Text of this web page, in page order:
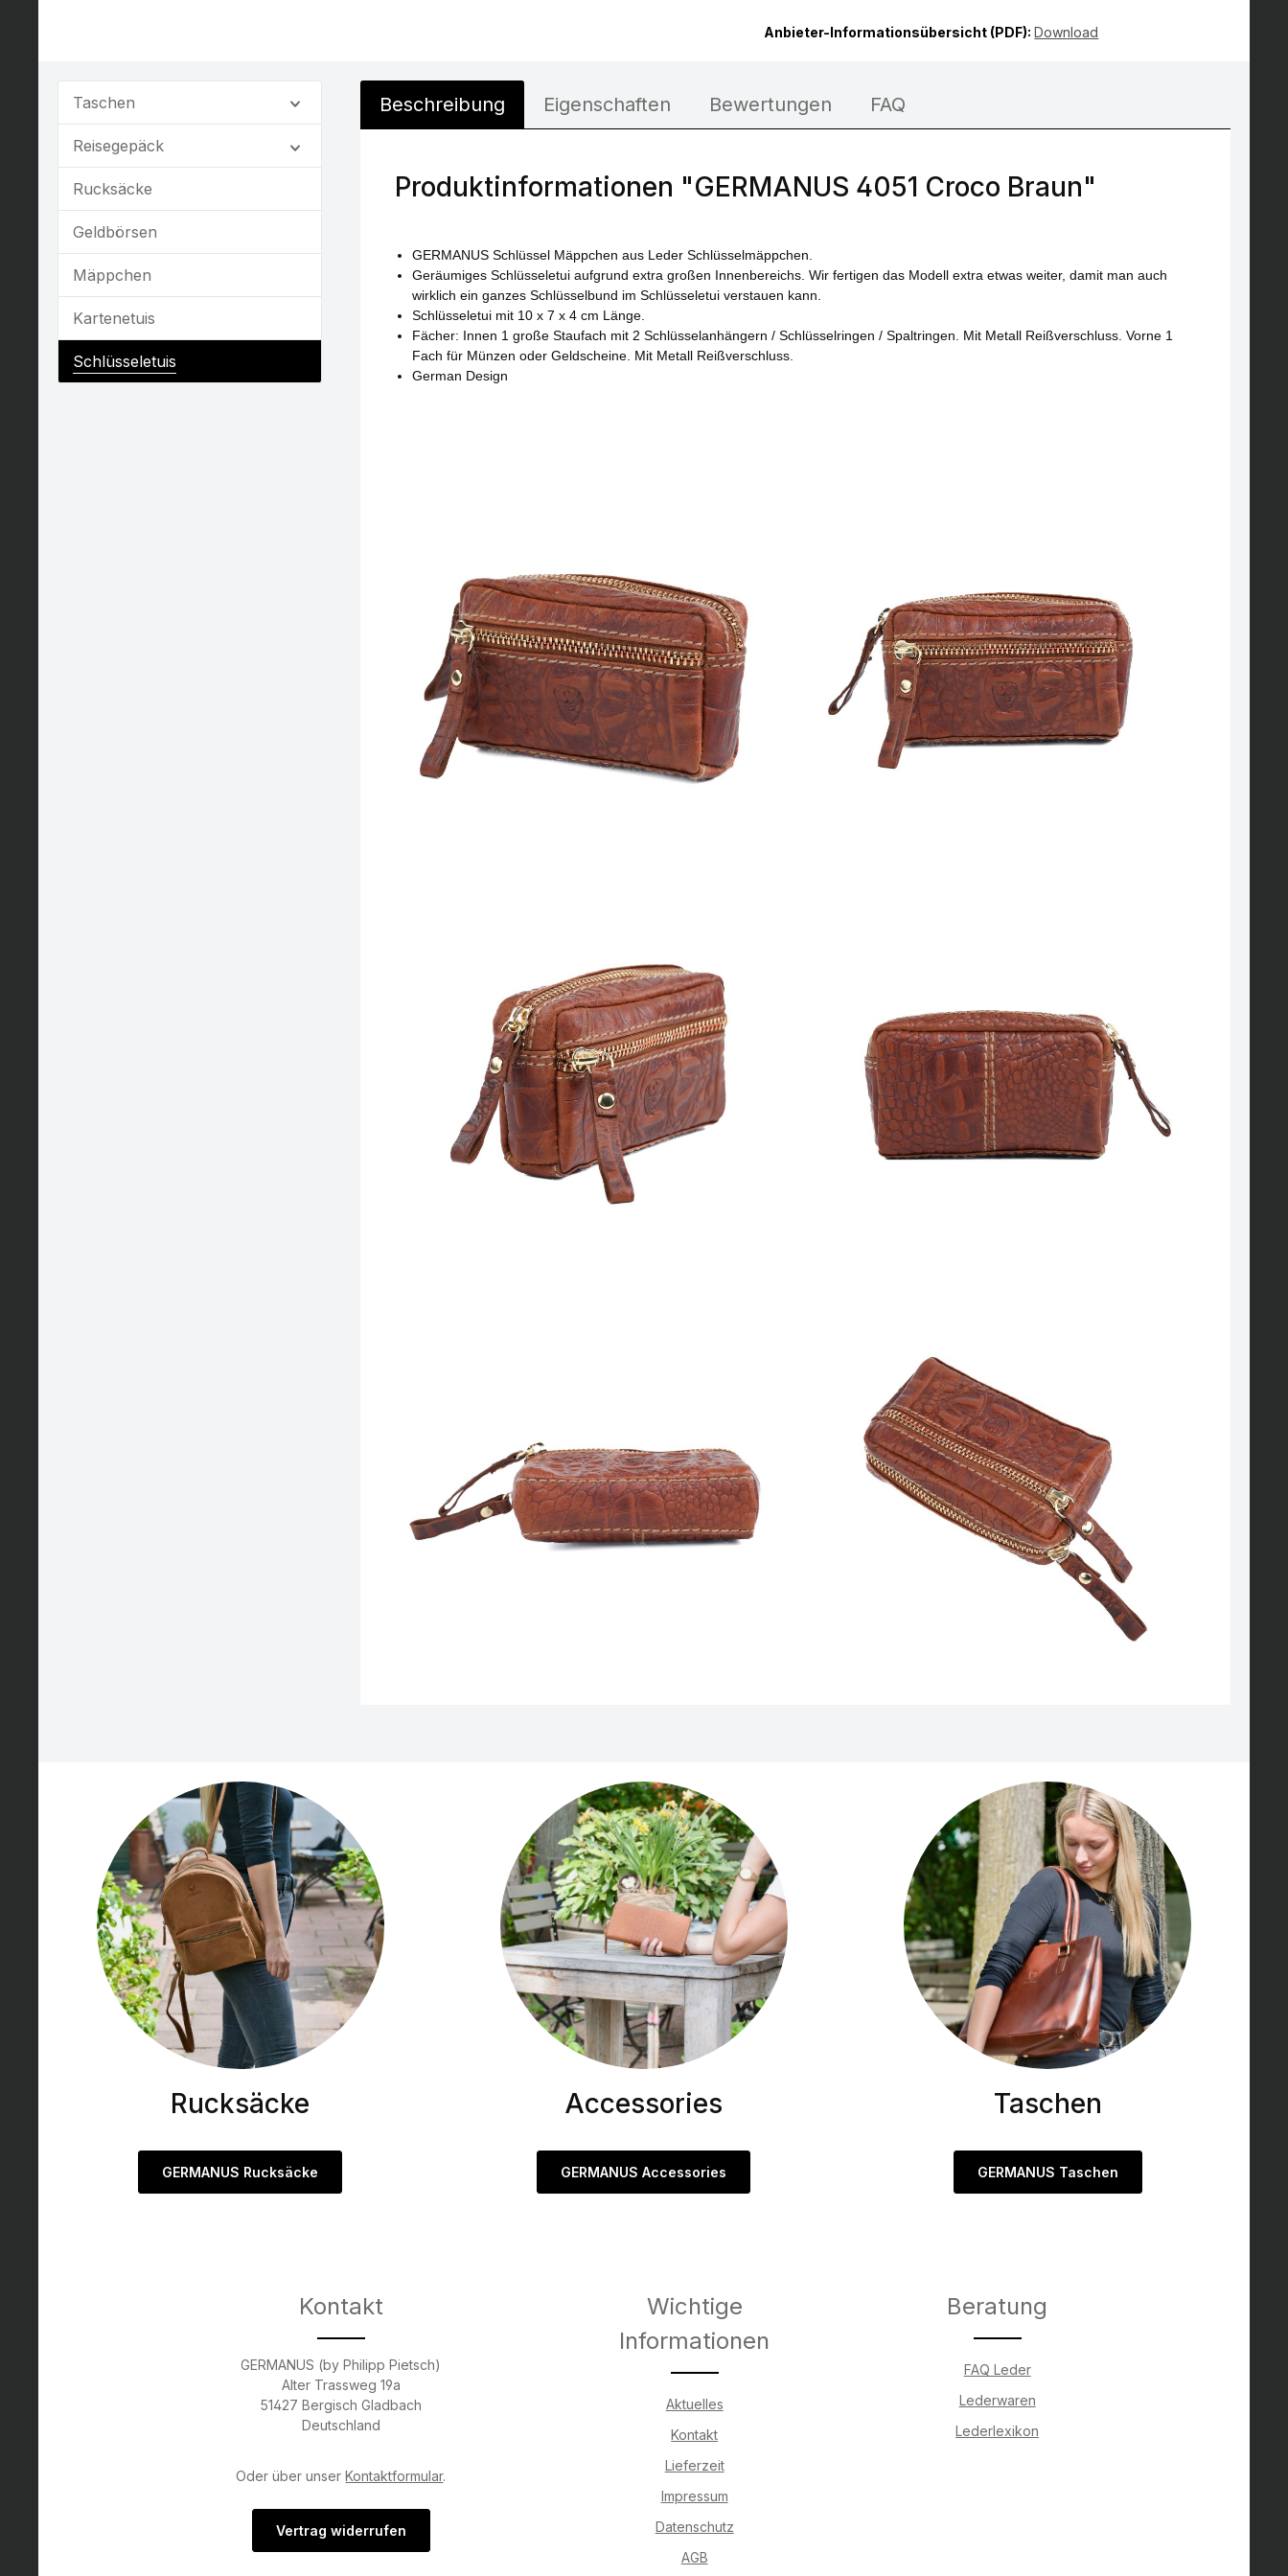
Anbieter-Informationsübersicht (PDF):Download
Taschen
Reisegepäck
Rucksäcke
Geldbörsen
Mäppchen
Kartenetuis
Schlüsseletuis
Beschreibung Eigenschaften Bewertungen FAQ
Produktinformationen "GERMANUS 4051 Croco Braun"
GERMANUS Schlüssel Mäppchen aus Leder Schlüsselmäppchen.
Geräumiges Schlüsseletui aufgrund extra großen Innenbereichs. Wir fertigen das Modell extra etwas weiter, damit man auch
wirklich ein ganzes Schlüsselbund im Schlüsseletui verstauen kann.
Schlüsseletui mit 10 x 7 x 4 cm Länge.
Fächer: Innen 1 große Staufach mit 2 Schlüsselanhängern / Schlüsselringen / Spaltringen. Mit Metall Reißverschluss. Vorne 1
Fach für Münzen oder Geldscheine. Mit Metall Reißverschluss.
German Design
Rucksäcke
GERMANUS Rucksäcke
Accessories
GERMANUS Accessories
Taschen
GERMANUS Taschen
Kontakt
GERMANUS (by Philipp Pietsch)
Alter Trassweg 19a
51427 Bergisch Gladbach
Deutschland
Oder über unserKontaktformular.
Vertrag widerrufen
Wichtige
Informationen
Aktuelles
Kontakt
Lieferzeit
Impressum
Datenschutz
AGB
Beratung
FAQ Leder
Lederwaren
Lederlexikon